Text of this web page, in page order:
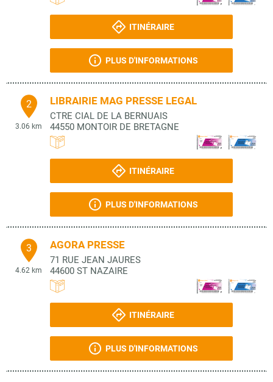
ITINÉRAIRE
PLUS D'INFORMATIONS
2
3.06 km
LIBRAIRIE MAG PRESSE LEGAL
CTRE CIAL DE LA BERNUAIS
44550 MONTOIR DE BRETAGNE
ITINÉRAIRE
PLUS D'INFORMATIONS
3
4.62 km
AGORA PRESSE
71 RUE JEAN JAURES
44600 ST NAZAIRE
ITINÉRAIRE
PLUS D'INFORMATIONS